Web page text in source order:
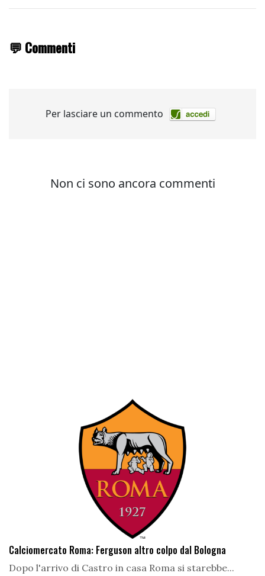
💬 Commenti
Calciomercato Roma: Ferguson altro colpo dal Bologna
Dopo l'arrivo di Castro in casa Roma si starebbe...